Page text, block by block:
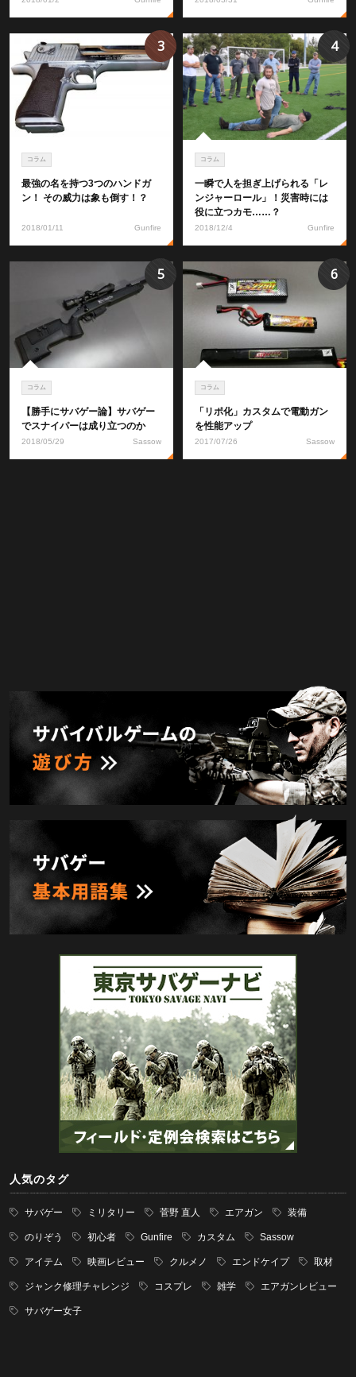
コラム
最強の名を持つ3つのハンドガ
ン！ その威力は象も倒す！？
2018/01/11 Gunfire
3
コラム
一瞬で人を担ぎ上げられる「レ
ンジャーロール」！災害時には
役に立つカモ……？
2018/12/4 Gunfire
4
コラム
【勝手にサバゲー論】サバゲー
でスナイパーは成り立つのか
2018/05/29 Sassow
5
コラム
「リポ化」カスタムで電動ガン
を性能アップ
2017/07/26 Sassow
6
人気のタグ
サバゲー ミリタリー 菅野 直人 エアガン 装備
のりぞう 初心者 Gunfire カスタム Sassow
アイテム 映画レビュー クルメノ エンドケイプ 取材
ジャンク修理チャレンジ コスプレ 雑学 エアガンレビュー
サバゲー女子